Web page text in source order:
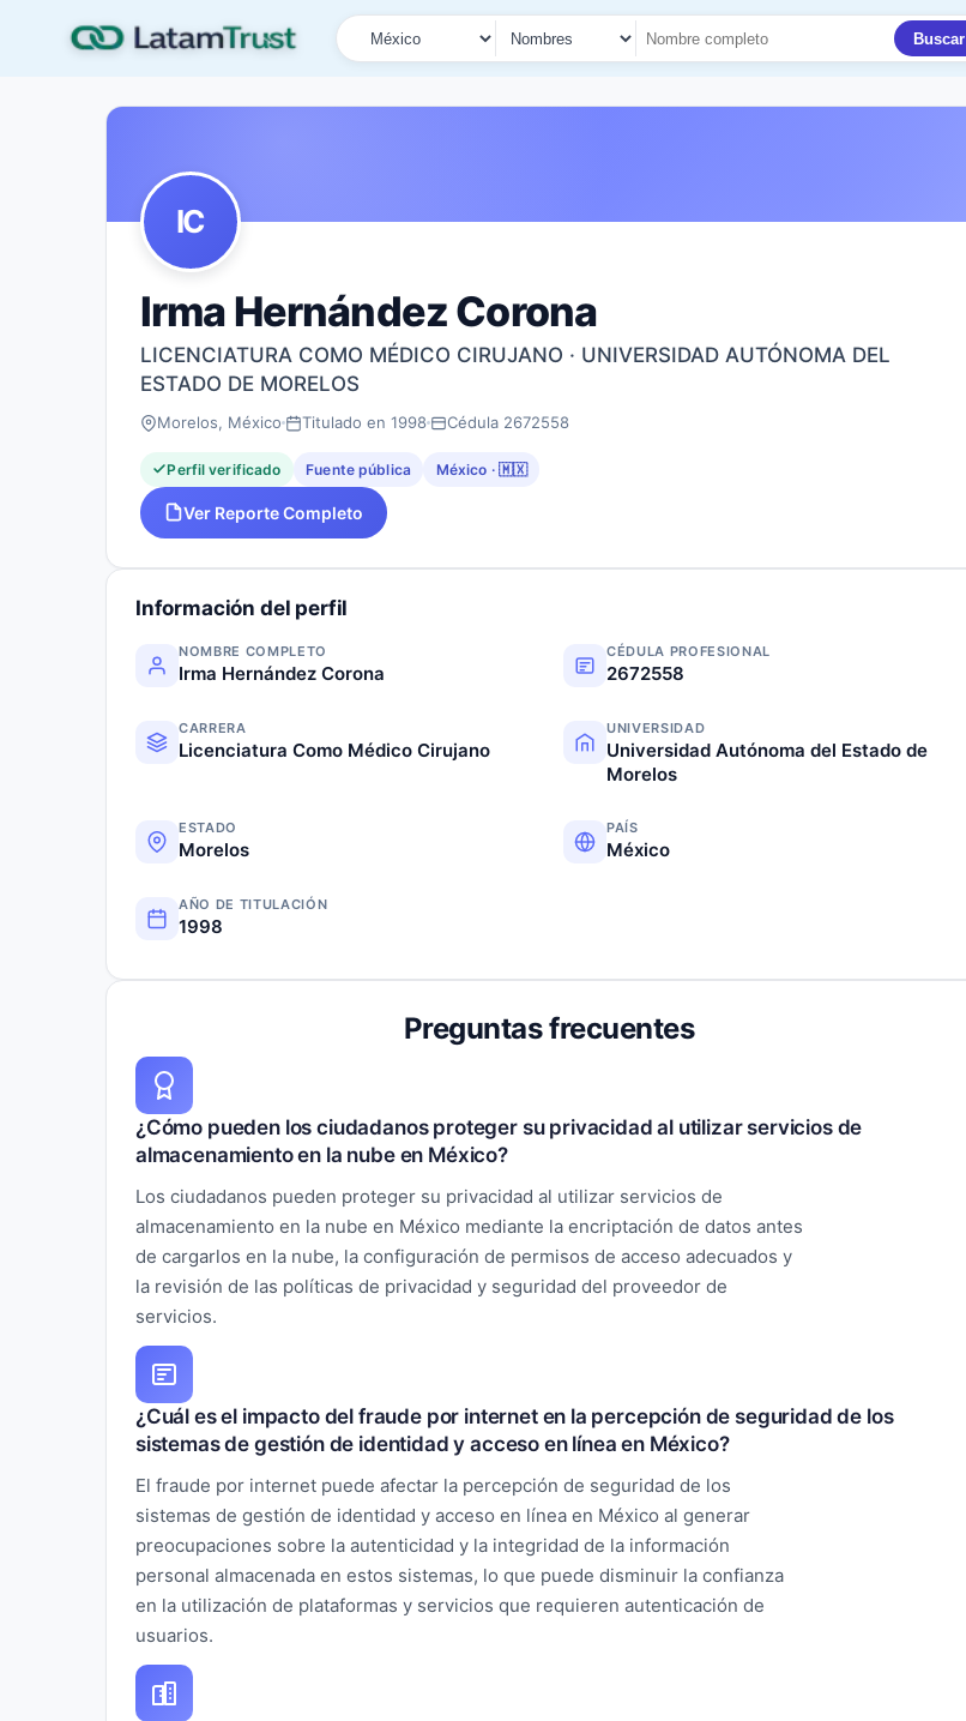
País
Tipo de búsqueda
Nombre o documento
Buscar
IC
Irma Hernández Corona
LICENCIATURA COMO MÉDICO CIRUJANO · UNIVERSIDAD AUTÓNOMA DEL
ESTADO DE MORELOS
Morelos, México Titulado en 1998 Cédula 2672558
Perfil verificado Fuente pública México · 🇲🇽
Ver Reporte Completo
Información del perfil
NOMBRE COMPLETO
Irma Hernández Corona
CÉDULA PROFESIONAL
2672558
CARRERA
Licenciatura Como Médico Cirujano
UNIVERSIDAD
Universidad Autónoma del Estado de
Morelos
ESTADO
Morelos
PAÍS
México
AÑO DE TITULACIÓN
1998
Preguntas frecuentes
¿Cómo pueden los ciudadanos proteger su privacidad al utilizar servicios de
almacenamiento en la nube en México?
Los ciudadanos pueden proteger su privacidad al utilizar servicios de
almacenamiento en la nube en México mediante la encriptación de datos antes
de cargarlos en la nube, la configuración de permisos de acceso adecuados y
la revisión de las políticas de privacidad y seguridad del proveedor de
servicios.
¿Cuál es el impacto del fraude por internet en la percepción de seguridad de los
sistemas de gestión de identidad y acceso en línea en México?
El fraude por internet puede afectar la percepción de seguridad de los
sistemas de gestión de identidad y acceso en línea en México al generar
preocupaciones sobre la autenticidad y la integridad de la información
personal almacenada en estos sistemas, lo que puede disminuir la confianza
en la utilización de plataformas y servicios que requieren autenticación de
usuarios.